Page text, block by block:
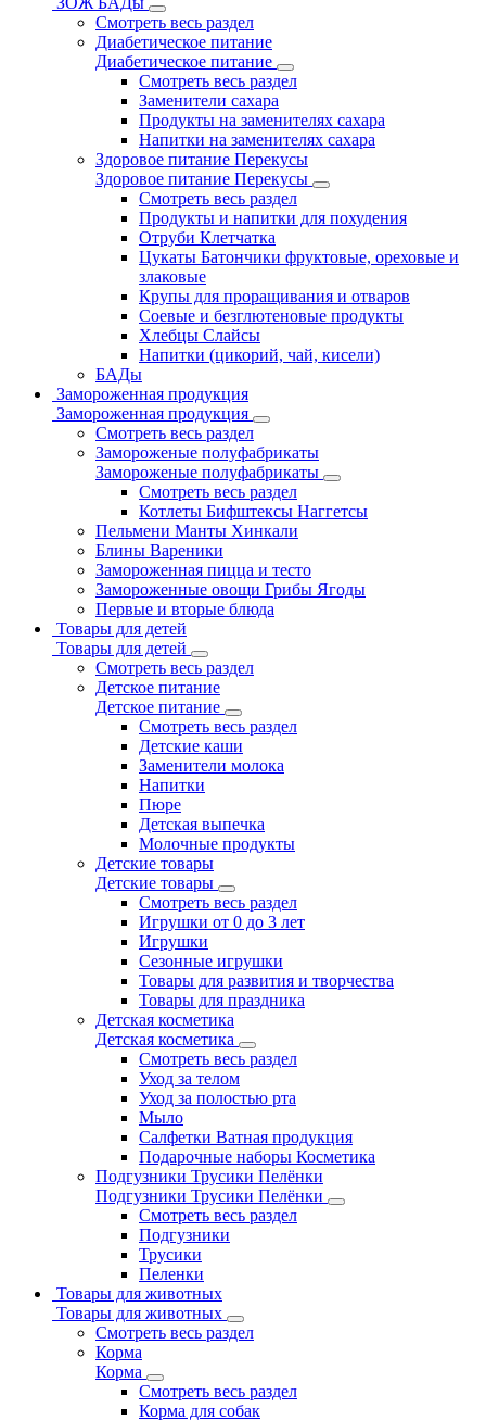
Смотреть весь раздел
Диабетическое питание
Диабетическое питание
Смотреть весь раздел
Заменители сахара
Продукты на заменителях сахара
Напитки на заменителях сахара
Здоровое питание Перекусы
Здоровое питание Перекусы
Смотреть весь раздел
Продукты и напитки для похудения
Отруби Клетчатка
Цукаты Батончики фруктовые, ореховые и
злаковые
Крупы для проращивания и отваров
Соевые и безглютеновые продукты
Хлебцы Слайсы
Напитки (цикорий, чай, кисели)
БАДы
Замороженная продукция
Замороженная продукция
Смотреть весь раздел
Замороженые полуфабрикаты
Замороженые полуфабрикаты
Смотреть весь раздел
Котлеты Бифштексы Наггетсы
Пельмени Манты Хинкали
Блины Вареники
Замороженная пицца и тесто
Замороженные овощи Грибы Ягоды
Первые и вторые блюда
Товары для детей
Товары для детей
Смотреть весь раздел
Детское питание
Детское питание
Смотреть весь раздел
Детские каши
Заменители молока
Напитки
Пюре
Детская выпечка
Молочные продукты
Детские товары
Детские товары
Смотреть весь раздел
Игрушки от 0 до 3 лет
Игрушки
Сезонные игрушки
Товары для развития и творчества
Товары для праздника
Детская косметика
Детская косметика
Смотреть весь раздел
Уход за телом
Уход за полостью рта
Мыло
Салфетки Ватная продукция
Подарочные наборы Косметика
Подгузники Трусики Пелёнки
Подгузники Трусики Пелёнки
Смотреть весь раздел
Подгузники
Трусики
Пеленки
Товары для животных
Товары для животных
Смотреть весь раздел
Корма
Корма
Смотреть весь раздел
Корма для собак